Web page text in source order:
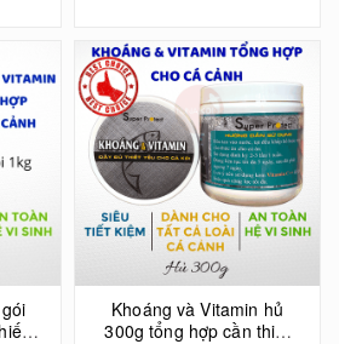
Khoáng và Vitamin hủ
300g tổng hợp cần thiết